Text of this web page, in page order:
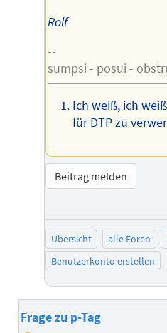
Rolf
--
sumpsi - posui -
Ich weiß, ich
für DTP zu
Beitrag melden
Übersicht alle Foren
Benutzerkonto erstellen
Frage zu p-Tag